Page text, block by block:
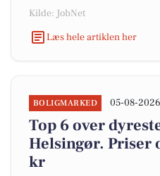
Kilde: JobNet
Læs hele artiklen her
BOLIGMARKED 05-08-
Top 6 over
Helsingør. Priser
kr